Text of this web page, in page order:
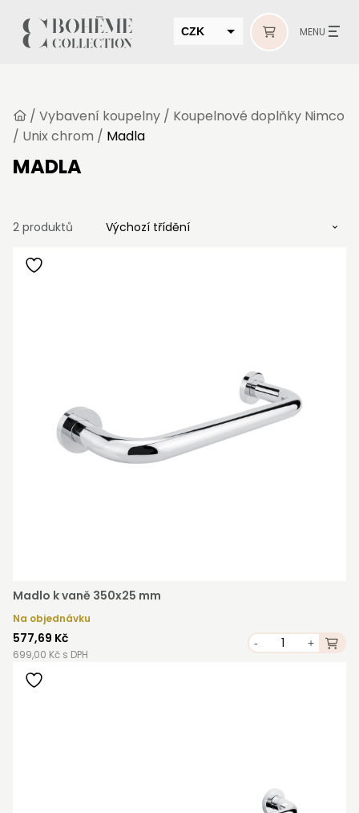
CZK
MUR
MENU
/ Vybavení koupelny / Koupelnové doplňky Nimco
/ Unix chrom / Madla
MADLA
2 produktů
Madlo k vaně 350x25 mm
Na objednávku
577,69 Kč
699,00 Kč s DPH
- +